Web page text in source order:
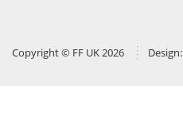
Copyright © FF UK 2026 Design: